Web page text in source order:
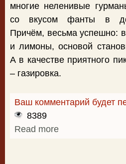
многие неленивые
со вкусом фанты в
Причём, весьма успешно:
и лимоны, основой
А в качестве приятного
– газировка.
Ваш комментарий будет
8389
Read more